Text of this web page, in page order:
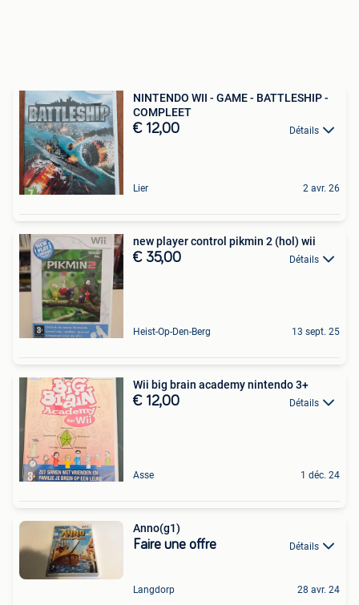
NINTENDO WII - GAME - BATTLESHIP -
COMPLEET
€ 12,00 Détails
Lier 2 avr. 26
new player control pikmin 2 (hol) wii
€ 35,00 Détails
Heist-Op-Den-Berg 13 sept. 25
Wii big brain academy nintendo 3+
€ 12,00 Détails
Asse 1 déc. 24
Anno(g1)
Faire une offre Détails
Langdorp 28 avr. 24